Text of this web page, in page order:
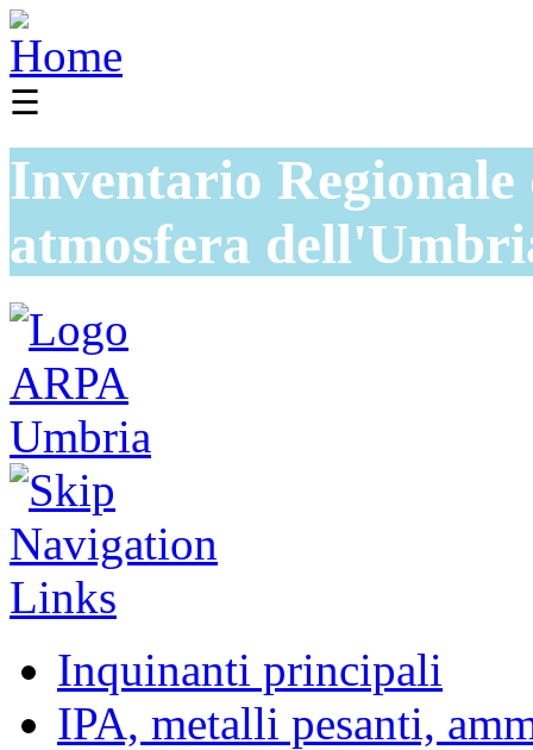
☰
Inventario
atmosfera
Inquinanti principali
IPA, metalli pesanti,